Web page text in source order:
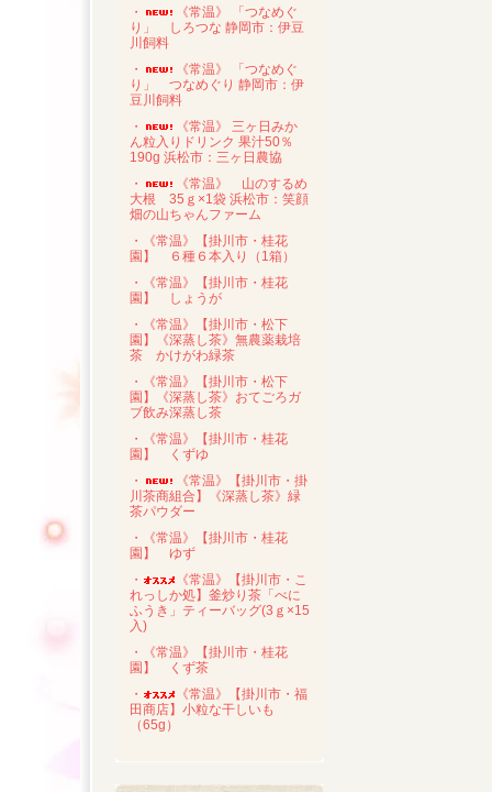
・
《常温》 「つなめぐ
り」 しろつな 静岡市：伊豆
川飼料
・
《常温》 「つなめぐ
り」 つなめぐり 静岡市：伊
豆川飼料
・
《常温》 三ヶ日みか
ん粒入りドリンク 果汁50％
190g 浜松市：三ヶ日農協
・
《常温》 山のするめ
大根 35ｇ×1袋 浜松市：笑顔
畑の山ちゃんファーム
・《常温》【掛川市・桂花
園】 ６種６本入り（1箱）
・《常温》【掛川市・桂花
園】 しょうが
・《常温》【掛川市・松下
園】《深蒸し茶》無農薬栽培
茶 かけがわ緑茶
・《常温》【掛川市・松下
園】《深蒸し茶》おてごろガ
ブ飲み深蒸し茶
・《常温》【掛川市・桂花
園】 くずゆ
・
《常温》【掛川市・掛
川茶商組合】《深蒸し茶》緑
茶パウダー
・《常温》【掛川市・桂花
園】 ゆず
・
《常温》【掛川市・こ
れっしか処】釜炒り茶「べに
ふうき」ティーバッグ(3ｇ×15
入)
・《常温》【掛川市・桂花
園】 くず茶
・
《常温》【掛川市・福
田商店】小粒な干しいも
（65g）